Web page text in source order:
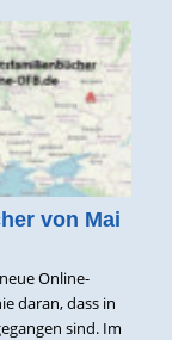
von Mai
Online-
daran, dass in
sind. Im